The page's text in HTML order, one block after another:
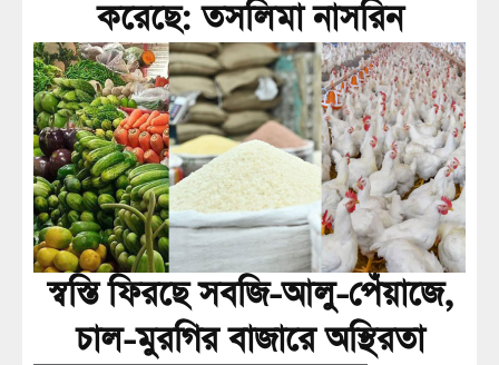
করেছে: তসলিমা নাসরিন
স্বস্তি ফিরছে সবজি-আলু-পেঁয়াজে,
চাল-মুরগির বাজারে অস্থিরতা